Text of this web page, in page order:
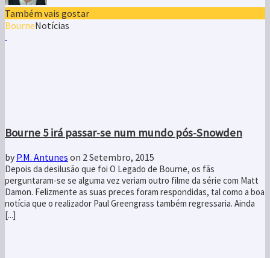
Também vais gostar
BourneNotícias
Bourne 5 irá passar-se num mundo pós-Snowden
by P.M. Antunes on 2 Setembro, 2015
Depois da desilusão que foi O Legado de Bourne, os fãs
perguntaram-se se alguma vez veriam outro filme da série com Matt
Damon. Felizmente as suas preces foram respondidas, tal como a boa
notícia que o realizador Paul Greengrass também regressaria. Ainda
[...]